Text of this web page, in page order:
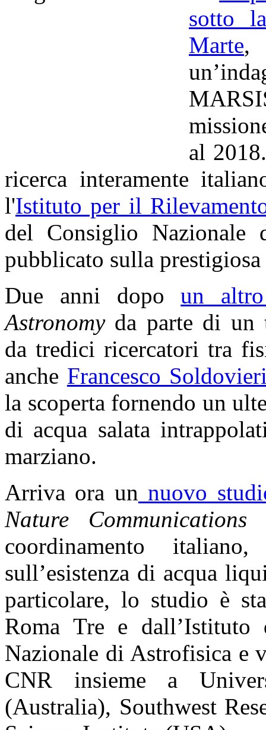
sotto
Marte,
al
ricerca interamente
l'Istituto per il
del Consiglio Nazionale
pubblicato sulla
Due anni dopoun
Astronomyda parte di un
da tredici ricercatori tra
anche Francesco
la scoperta fornendo un
di acqua salata
marziano.
Arriva ora un nuovo
Nature Communications
coordinamento
sull’esistenza di acqua
particolare, lo studio è
Roma Tre e dall’Istituto
Nazionale di Astrofisica e
CNR insieme a
(Australia), Southwest